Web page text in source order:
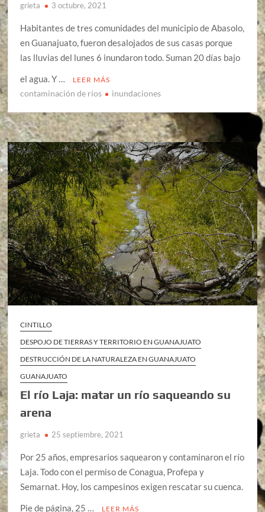
grieta 3 octubre, 2021
Habitantes de tres comunidades del municipio de Abasolo,
en Guanajuato, fueron desalojados de sus casas porque
las lluvias del lunes 6 inundaron todo. Suman 20 días bajo
el agua. Y …
LEER MÁS
contaminación de ríos inundaciones
CINTILLO
DESPOJO DE TIERRAS Y TERRITORIO EN GUANAJUATO
DESTRUCCIÓN DE LA NATURALEZA EN GUANAJUATO
GUANAJUATO
El río Laja: matar un río saqueando su
arena
grieta 25 septiembre, 2021
Por 25 años, empresarios saquearon y contaminaron el río
Laja. Todo con el permiso de Conagua, Profepa y
Semarnat. Hoy, los campesinos exigen rescatar su cuenca.
Pie de página, 25 …
LEER MÁS